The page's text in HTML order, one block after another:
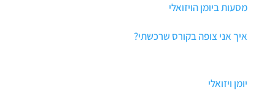
מסעות ביומן הויזואלי
איך אני צופה בקורס שרכשתי?
יומן ויזואלי